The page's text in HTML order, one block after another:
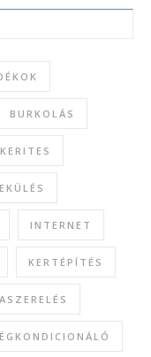
BURKOLÁS
INTERNET
KERTÉPÍTÉS